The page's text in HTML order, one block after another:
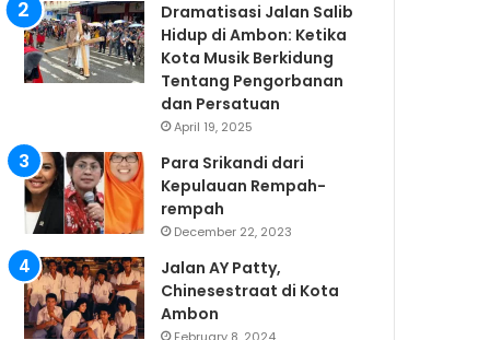
Dramatisasi Jalan Salib
Hidup di Ambon: Ketika
Kota Musik Berkidung
Tentang Pengorbanan
dan Persatuan
April 19, 2025
Para Srikandi dari
Kepulauan Rempah-
rempah
December 22, 2023
Jalan AY Patty,
Chinesestraat di Kota
Ambon